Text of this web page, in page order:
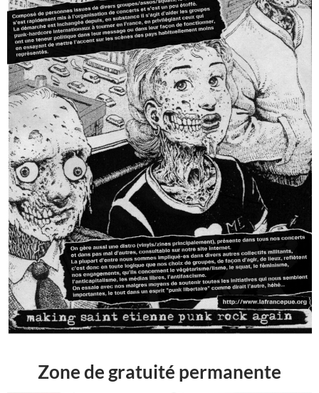
Zone de gratuité permanente